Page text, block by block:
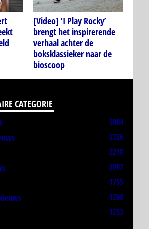
[Video] ‘I Play Rocky’
brengt het inspirerende
verhaal achter de
boksklassieker naar de
bioscoop
CATEGORIE
5004
2326
2210
2097
1755
1268
1253